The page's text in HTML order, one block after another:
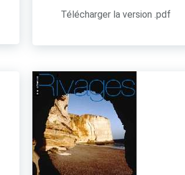
Télécharger la version .pdf